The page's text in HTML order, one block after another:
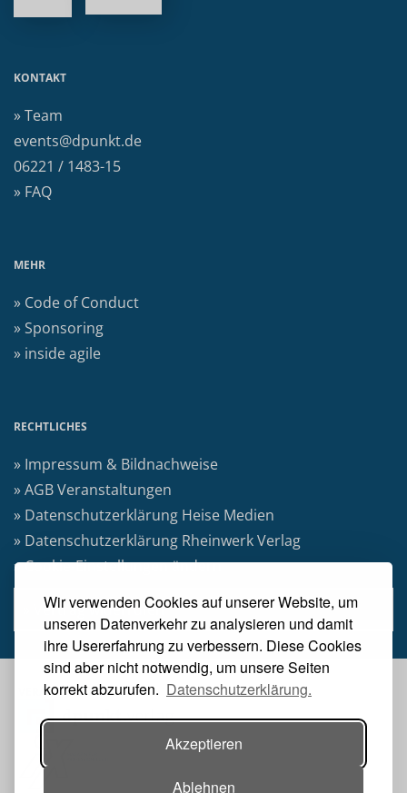
Wir verwenden Cookies auf unserer Website, um
unseren Datenverkehr zu analysieren und damit
ihre Usererfahrung zu verbessern. Diese Cookies
sind aber nicht notwendig, um unsere Seiten
korrekt abzurufen. Datenschutzerklärung.
Akzeptieren
Ablehnen
KONTAKT
» Team
events@dpunkt.de
06221 / 1483-15
» FAQ
MEHR
» Code of Conduct
» Sponsoring
» inside agile
RECHTLICHES
» Impressum & Bildnachweise
» AGB Veranstaltungen
» Datenschutzerklärung Heise Medien
» Datenschutzerklärung Rheinwerk Verlag
» Cookie-Einstellungen ändern
» Vertrag widerrufen
VERANSTALTER: